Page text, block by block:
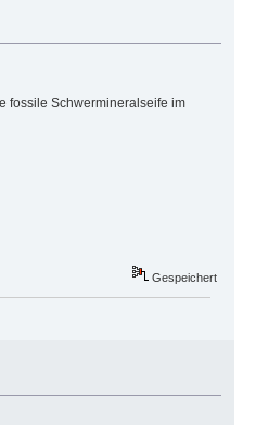
fossile Schwermineralseife im
Gespeichert